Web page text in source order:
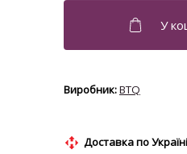
BTQ
Доставка по